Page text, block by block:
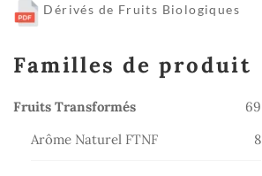
Dérivés de Fruits Biologiques
Familles de produit
Fruits Transformés 69
Arôme Naturel FTNF 88